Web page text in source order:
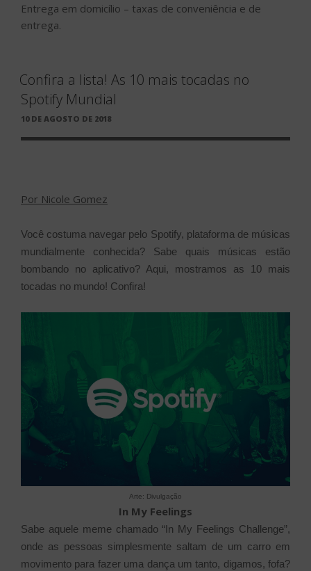
Entrega em domicílio – taxas de conveniência e de
entrega.
Confira a lista! As 10 mais tocadas no
Spotify Mundial
PUBLICADO
10 DE AGOSTO DE 2018
Por Nicole Gomez
Você costuma navegar pelo Spotify, plataforma de músicas
mundialmente conhecida? Sabe quais músicas estão
bombando no aplicativo? Aqui, mostramos as 10 mais
tocadas no mundo! Confira!
Arte: Divulgação
In My Feelings
Sabe aquele meme chamado “In My Feelings Challenge”,
onde as pessoas simplesmente saltam de um carro em
movimento para fazer uma dança um tanto, digamos, fofa?